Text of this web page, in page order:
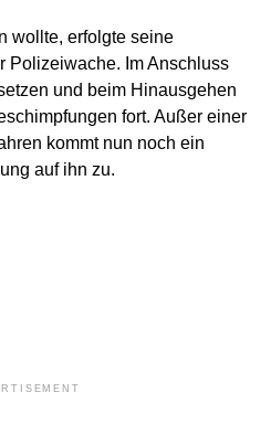
wollte, erfolgte seine
Polizeiwache. Im Anschluss
und beim Hinausgehen
fort. Außer einer
kommt nun noch ein
auf ihn zu.